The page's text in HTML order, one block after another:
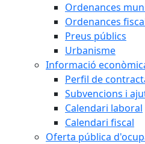
Ordenances
Ordenances
Preus públics
Urbanisme
Informació
Perfil de
Subvencions i
Calendari laboral
Calendari fiscal
Oferta pública